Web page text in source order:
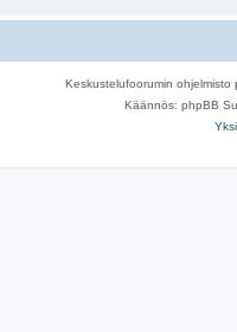
Keskustelufoorumin ohjelmisto
Käännös: phpBB